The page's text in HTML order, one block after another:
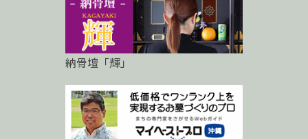
納骨壇「輝」